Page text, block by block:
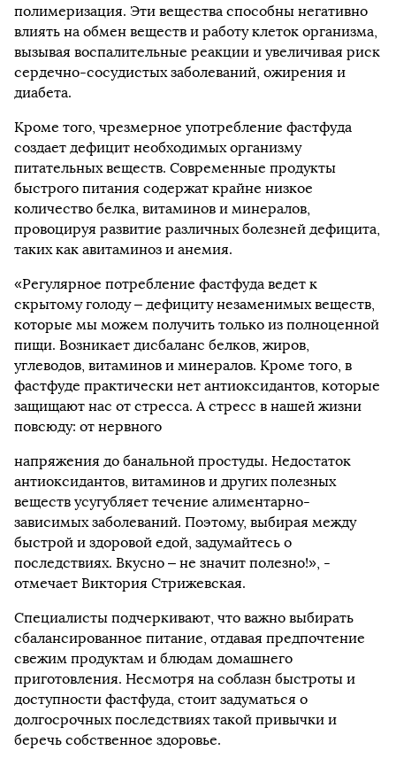
полимеризация. Эти вещества способны негативно
влиять на обмен веществ и работу клеток организма,
вызывая воспалительные реакции и увеличивая риск
сердечно-сосудистых заболеваний, ожирения и
диабета.
Кроме того, чрезмерное употребление фастфуда
создает дефицит необходимых организму
питательных веществ. Современные продукты
быстрого питания содержат крайне низкое
количество белка, витаминов и минералов,
провоцируя развитие различных болезней дефицита,
таких как авитаминоз и анемия.
«Регулярное потребление фастфуда ведет к
скрытому голоду – дефициту незаменимых веществ,
которые мы можем получить только из полноценной
пищи. Возникает дисбаланс белков, жиров,
углеводов, витаминов и минералов. Кроме того, в
фастфуде практически нет антиоксидантов, которые
защищают нас от стресса. А стресс в нашей жизни
повсюду: от нервного
напряжения до банальной простуды. Недостаток
антиоксидантов, витаминов и других полезных
веществ усугубляет течение алиментарно-
зависимых заболеваний. Поэтому, выбирая между
быстрой и здоровой едой, задумайтесь о
последствиях. Вкусно – не значит полезно!», -
отмечает Виктория Стрижевская.
Специалисты подчеркивают, что важно выбирать
сбалансированное питание, отдавая предпочтение
свежим продуктам и блюдам домашнего
приготовления. Несмотря на соблазн быстроты и
доступности фастфуда, стоит задуматься о
долгосрочных последствиях такой привычки и
беречь собственное здоровье.